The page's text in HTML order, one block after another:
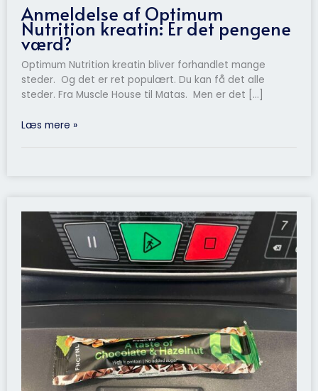
Anmeldelse af Optimum
Nutrition kreatin: Er det pengene
værd?
Optimum Nutrition kreatin bliver forhandlet mange
steder. Og det er ret populært. Du kan få det alle
steder. Fra Muscle House til Matas. Men er det […]
Læs mere »